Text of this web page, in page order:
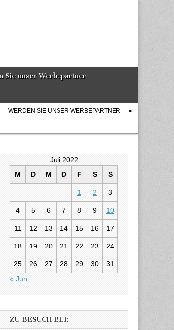
Sie unser Werbepartner
WERDEN SIE UNSER WERBEPARTNER
Juli 2022
M
D M D F S S
1 2 3
4 5 6 7 8 9 10
11 12 13 14 15 16 17
18 19 20 21 22 23 24
25 26 27 28 29 30
31
« Jun
ZU BESUCH BEI: